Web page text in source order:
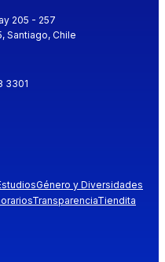
205 - 257
Santiago, Chile
3301
Género y Diversidades
TransparenciaTiendita